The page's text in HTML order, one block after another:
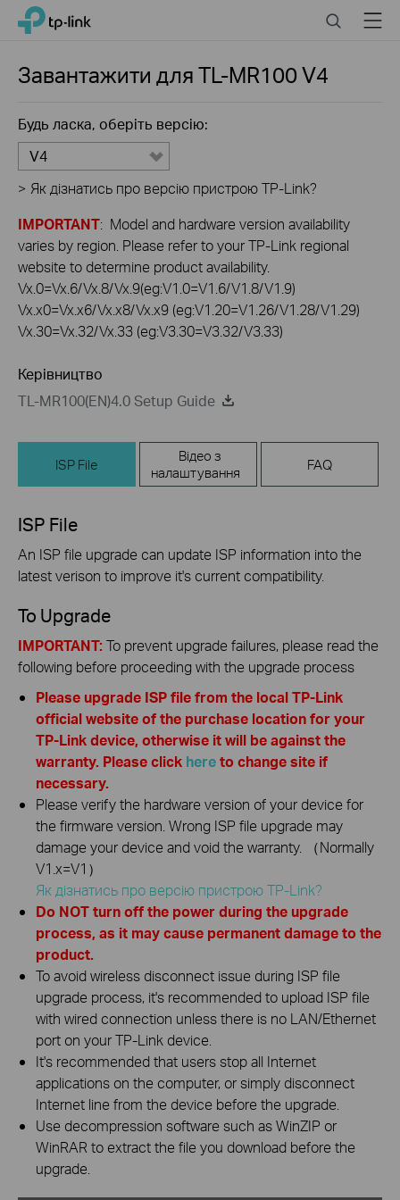
Click
navigation
TP-Link, Reliably Smart SearchMenu
Завантажити дляTL-MR100V4
Будь ласка, оберіть версію:
V4
> Як дізнатись про версію пристрою TP-Link?
IMPORTANT: Model and hardware version availability
varies by region. Please refer to your TP-Link regional
website to determine product availability.
Vx.0=Vx.6/Vx.8/Vx.9(eg:V1.0=V1.6/V1.8/V1.9)
Vx.x0=Vx.x6/Vx.x8/Vx.x9 (eg:V1.20=V1.26/V1.28/V1.29)
Vx.30=Vx.32/Vx.33 (eg:V3.30=V3.32/V3.33)
Керівництво
TL-MR100(EN)4.0 Setup Guide
ISP File
Відео з
налаштування
FAQ
ISP File
An ISP file upgrade can update ISP information into the
latest verison to improve it's current compatibility.
To Upgrade
IMPORTANT: To prevent upgrade failures, please read the
following before proceeding with the upgrade process
Please upgrade ISP file from the local TP-Link
official website of the purchase location for your
TP-Link device, otherwise it will be against the
warranty. Please click hereto change site if
necessary.
Please verify the hardware version of your device for
the firmware version. Wrong ISP file upgrade may
damage your device and void the warranty. （Normally
V1.x=V1）
Як дізнатись про версію пристрою TP-Link?
Do NOT turn off the power during the upgrade
process, as it may cause permanent damage to the
product.
To avoid wireless disconnect issue during ISP file
upgrade process, it's recommended to upload ISP file
with wired connection unless there is no LAN/Ethernet
port on your TP-Link device.
It's recommended that users stop all Internet
applications on the computer, or simply disconnect
Internet line from the device before the upgrade.
Use decompression software such as WinZIP or
WinRAR to extract the file you download before the
upgrade.